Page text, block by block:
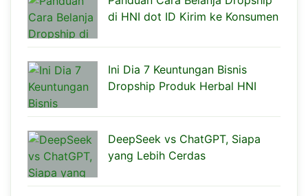
di HNI dot ID Kirim ke Konsumen
Ini Dia 7 Keuntungan Bisnis
Dropship Produk Herbal HNI
DeepSeek vs ChatGPT, Siapa
yang Lebih Cerdas